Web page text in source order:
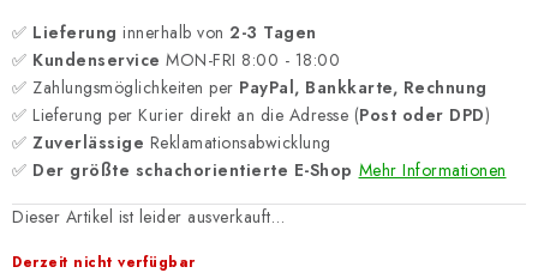
✅ Lieferung innerhalb von 2-3 Tagen
✅ Kundenservice MON-FRI 8:00 - 18:00
✅ Zahlungsmöglichkeiten per PayPal, Bankkarte, Rechnung
✅ Lieferung per Kurier direkt an die Adresse (Post oder DPD)
✅ Zuverlässige Reklamationsabwicklung
✅ Der größte schachorientierte E-Shop Mehr Informationen
Dieser Artikel ist leider ausverkauft…
Derzeit nicht verfügbar